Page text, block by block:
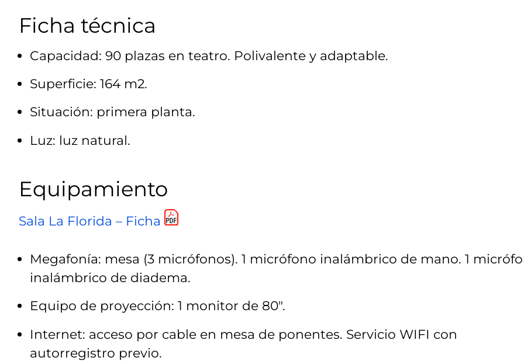
Ficha técnica
Capacidad: 90 plazas en teatro. Polivalente y adaptable.
Superficie: 164 m2.
Situación: primera planta.
Luz: luz natural.
Equipamiento
Sala La Florida – Ficha
Megafonía: mesa (3 micrófonos). 1 micrófono inalámbrico de mano. 1
inalámbrico de diadema.
Equipo de proyección: 1 monitor de 80".
Internet: acceso por cable en mesa de ponentes. Servicio WIFI con
autorregistro previo.